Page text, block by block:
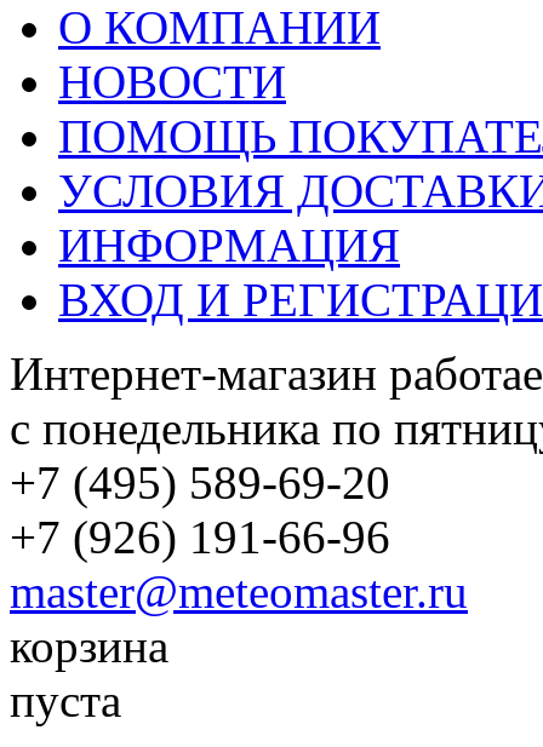
О КОМПАНИИ
НОВОСТИ
ПОМОЩЬ
УСЛОВИЯ
ИНФОРМАЦИЯ
ВХОД И
Интернет-магазин
с понедельника по
+7 (495) 589-69-20
+7 (926) 191-66-96
master@meteomaster.ru
корзина
пуста